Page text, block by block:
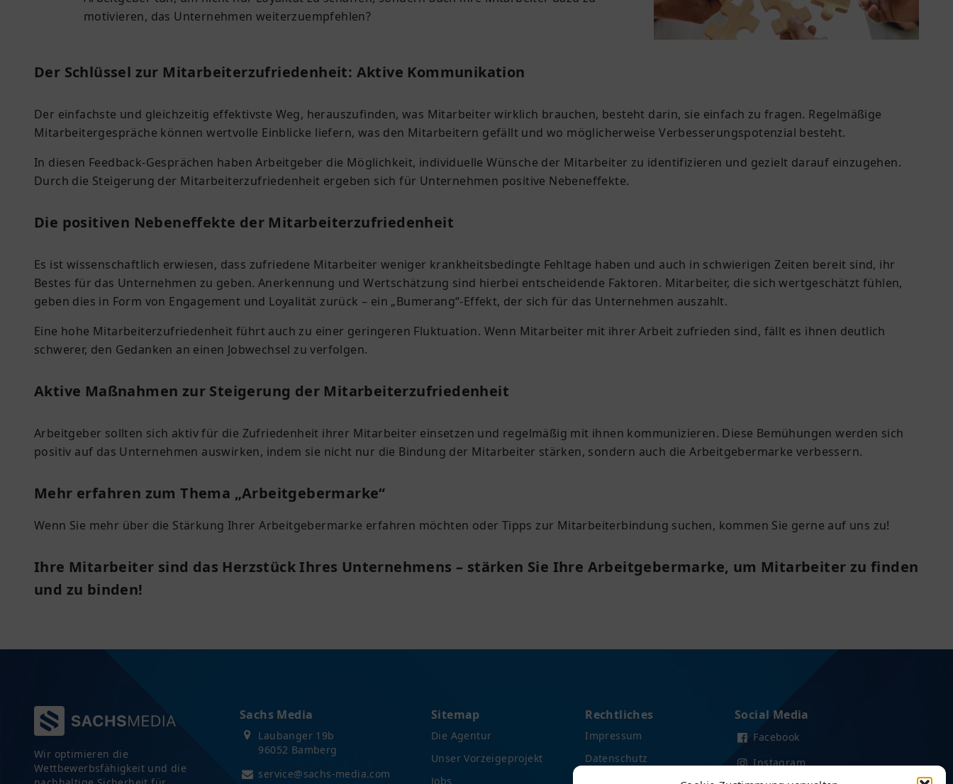
motivieren, das Unternehmen weiterzuempfehlen?
Der Schlüssel zur Mitarbeiterzufriedenheit: Aktive Kommunikation
Der einfachste und gleichzeitig effektivste Weg, herauszufinden, was Mitarbeiter wirklich brauchen, besteht darin, sie einfach zu fragen. Regelmäßige
Mitarbeitergespräche können wertvolle Einblicke liefern, was den Mitarbeitern gefällt und wo möglicherweise Verbesserungspotenzial besteht.
In diesen Feedback-Gesprächen haben Arbeitgeber die Möglichkeit, individuelle Wünsche der Mitarbeiter zu identifizieren und gezielt darauf einzugehen.
Durch die Steigerung der Mitarbeiterzufriedenheit ergeben sich für Unternehmen positive Nebeneffekte.
Die positiven Nebeneffekte der Mitarbeiterzufriedenheit
Es ist wissenschaftlich erwiesen, dass zufriedene Mitarbeiter weniger krankheitsbedingte Fehltage haben und auch in schwierigen Zeiten bereit sind, ihr
Bestes für das Unternehmen zu geben. Anerkennung und Wertschätzung sind hierbei entscheidende Faktoren. Mitarbeiter, die sich wertgeschätzt fühlen,
geben dies in Form von Engagement und Loyalität zurück – ein „Bumerang“-Effekt, der sich für das Unternehmen auszahlt.
Eine hohe Mitarbeiterzufriedenheit führt auch zu einer geringeren Fluktuation. Wenn Mitarbeiter mit ihrer Arbeit zufrieden sind, fällt es ihnen deutlich
schwerer, den Gedanken an einen Jobwechsel zu verfolgen.
Aktive Maßnahmen zur Steigerung der Mitarbeiterzufriedenheit
Arbeitgeber sollten sich aktiv für die Zufriedenheit ihrer Mitarbeiter einsetzen und regelmäßig mit ihnen kommunizieren. Diese Bemühungen werden sich
positiv auf das Unternehmen auswirken, indem sie nicht nur die Bindung der Mitarbeiter stärken, sondern auch die Arbeitgebermarke verbessern.
Mehr erfahren zum Thema „Arbeitgebermarke“
Wenn Sie mehr über die Stärkung Ihrer Arbeitgebermarke erfahren möchten oder Tipps zur Mitarbeiterbindung suchen, kommen Sie gerne auf uns zu!
Ihre Mitarbeiter sind das Herzstück Ihres Unternehmens – stärken Sie Ihre Arbeitgebermarke, um Mitarbeiter zu finden
und zu binden!
Wir optimieren die
Wettbewerbsfähigkeit und die
Sachs Media
Laubanger 19b
96052 Bamberg
service@sachs-media.com
Sitemap
Die Agentur
Unser Vorzeigeprojekt
Jobs
Rechtliches
Impressum
Datenschutz
Social Media
Facebook
Instagram